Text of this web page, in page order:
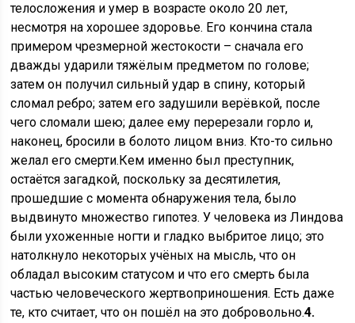
телосложения и умер в возрасте около 20 лет,
несмотря на хорошее здоровье. Его кончина стала
примером чрезмерной жестокости – сначала его
дважды ударили тяжёлым предметом по голове;
затем он получил сильный удар в спину, который
сломал ребро; затем его задушили верёвкой, после
чего сломали шею; далее ему перерезали горло и,
наконец, бросили в болото лицом вниз. Кто-то сильно
желал его смерти.Кем именно был преступник,
остаётся загадкой, поскольку за десятилетия,
прошедшие с момента обнаружения тела, было
выдвинуто множество гипотез. У человека из Линдова
были ухоженные ногти и гладко выбритое лицо; это
натолкнуло некоторых учёных на мысль, что он
обладал высоким статусом и что его смерть была
частью человеческого жертвоприношения. Есть даже
те, кто считает, что он пошёл на это добровольно.4.